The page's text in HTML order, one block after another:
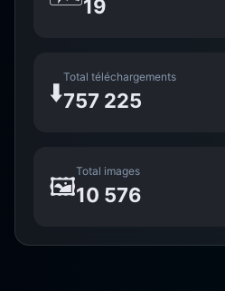
19
⬇️
Total téléchargements
757 225
🖼️
Total images
10 576